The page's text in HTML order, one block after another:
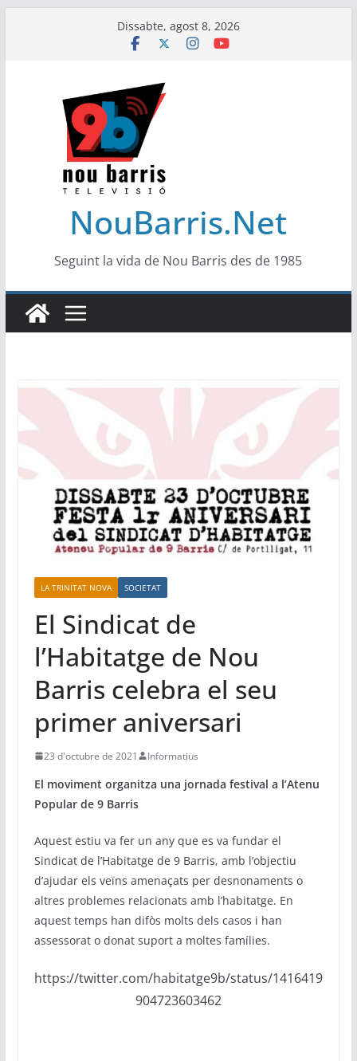
Dissabte, agost 8, 2026
NouBarris.Net
Seguint la vida de Nou Barris des de 1985
LA TRINITAT NOVA SOCIETAT
El Sindicat de
l’Habitatge de Nou
Barris celebra el seu
primer aniversari
23 d'octubre de 2021 Informatius
El moviment organitza una jornada festival a l’Atenu
Popular de 9 Barris
Aquest estiu va fer un any que es va fundar el
Sindicat de l’Habitatge de 9 Barris, amb l’objectiu
d’ajudar els veïns amenaçats per desnonaments o
altres problemes relacionats amb l’habitatge. En
aquest temps han difòs molts dels casos i han
assessorat o donat suport a moltes famílies.
https://twitter.com/habitatge9b/status/1416419
904723603462